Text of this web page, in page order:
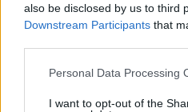
also be disclosed by us to third
Downstream Participants that
Please note that this website/
not limited to your visit or
Personal Data Processing
I want to opt-out of the
Mexikói siker az F2-
főversenyén, új győztes
A főversenyekre került sor
vezette és kontrollálta a